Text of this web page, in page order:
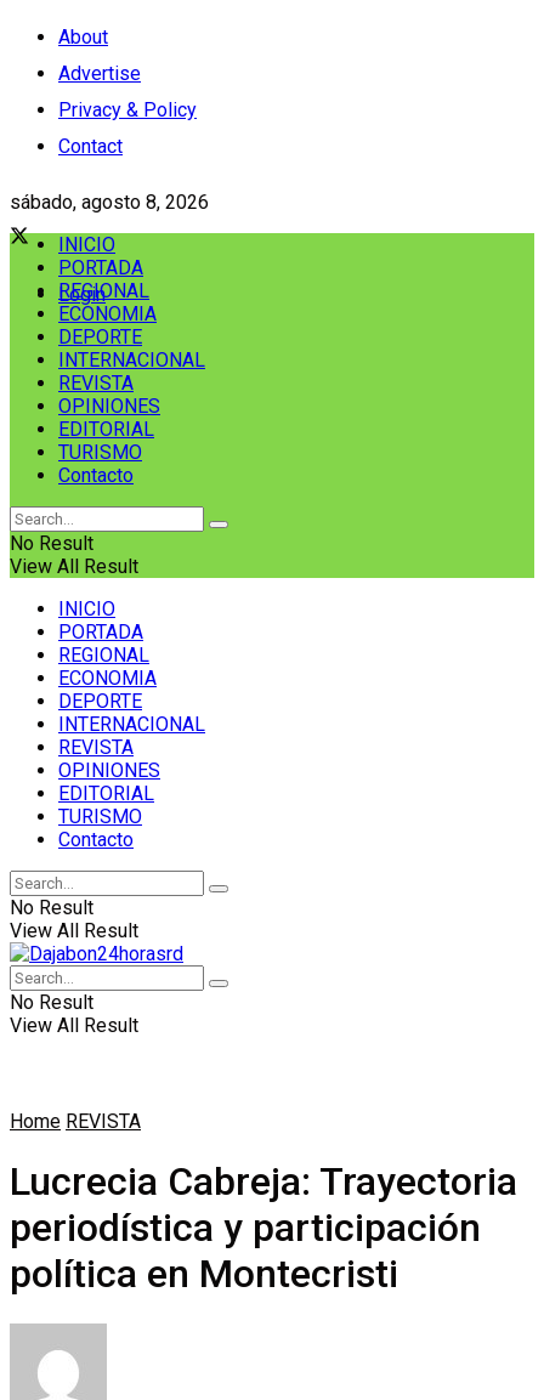
About
Advertise
Privacy & Policy
Contact
sábado, agosto 8, 2026
Login
INICIO
PORTADA
REGIONAL
ECONOMIA
DEPORTE
INTERNACIONAL
REVISTA
OPINIONES
EDITORIAL
TURISMO
Contacto
No Result
View All Result
INICIO
PORTADA
REGIONAL
ECONOMIA
DEPORTE
INTERNACIONAL
REVISTA
OPINIONES
EDITORIAL
TURISMO
Contacto
No Result
View All Result
No Result
View All Result
Home REVISTA
Lucrecia Cabreja: Trayectoria
periodística y participación
política en Montecristi